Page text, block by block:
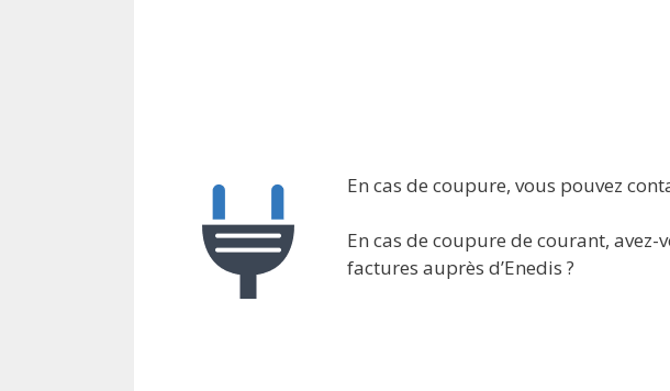
En cas de coupure, vous pouvez
En cas de coupure de courant,
factures auprès d’Enedis ?